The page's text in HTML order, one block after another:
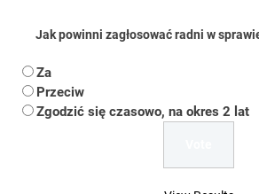
Jak powinni zagłosować radni w
Za
Przeciw
Zgodzić się czasowo, na okres 2 lat